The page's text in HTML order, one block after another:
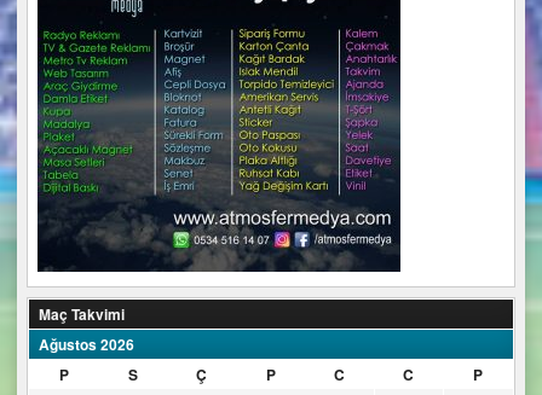
Maç Takvimi
Ağustos 2026
P
S Ç P C C P